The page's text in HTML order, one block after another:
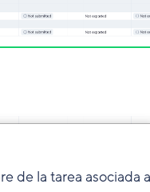
de la tarea asociada